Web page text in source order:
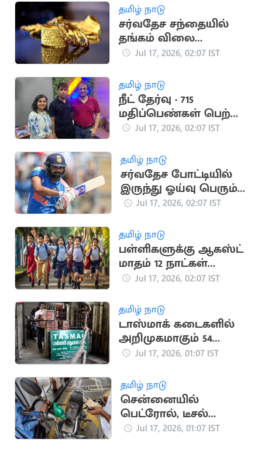
தமிழ் நாடு
சர்வதேச சந்தையில்
தங்கம் விலை
கணிசமாக குறைந்தது
Jul 17, 2026, 02:07 IST
தமிழ் நாடு
நீட் தேர்வு - 715
மதிப்பெண்கள் பெற்று
2 மாணவர்கள்
Jul 17, 2026, 02:07 IST
தமிழ் நாடு
சர்வதேச போட்டியில்
இருந்து ஓய்வு பெரும்
ரோஹித் சர்மா?
Jul 17, 2026, 02:07 IST
தமிழ் நாடு
பள்ளிகளுக்கு ஆகஸ்ட்
மாதம் 12 நாட்கள்
விடுமுறை
Jul 17, 2026, 02:07 IST
தமிழ் நாடு
டாஸ்மாக் கடைகளில்
அறிமுகமாகும் 54
புதிய பிராண்ட் மது
Jul 17, 2026, 01:07 IST
தமிழ் நாடு
சென்னையில்
பெட்ரோல், டீசல்
விலையில் மாற்றம்
Jul 17, 2026, 01:07 IST